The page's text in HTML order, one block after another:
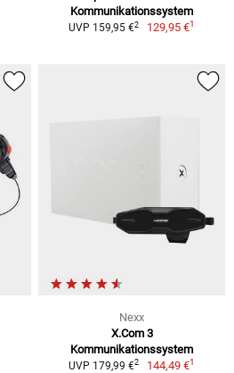
Kommunikationssystem
UVP 159,95 €2 129,95 €1
Nexx
X.Com 3
Kommunikationssystem
UVP 179,99 €2 144,49 €1